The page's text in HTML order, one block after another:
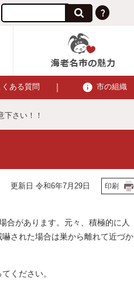
くある質問 市の組織
下さい！！
更新日 令和6年7月29日 印刷
合があります。元々、積極的に人
された場合は巣から離れて近づか
ください。